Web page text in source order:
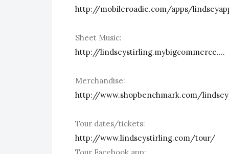
http://mobileroadie.com/apps/
Sheet Music:
http://lindseystirling.mybigcommerce....
Merchandise:
http://www.shopbenchmark.com/
Tour dates/tickets:
http://www.lindseystirling.com/tour/